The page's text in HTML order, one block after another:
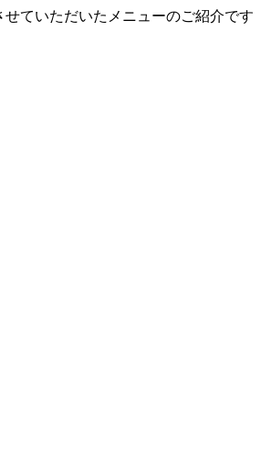
ていただいたメニューのご紹介です